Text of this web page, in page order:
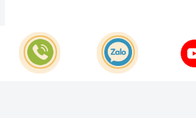
© Bản quyền thuộc vềCông Ty TNHH
Cung cấp bởi
Sapo